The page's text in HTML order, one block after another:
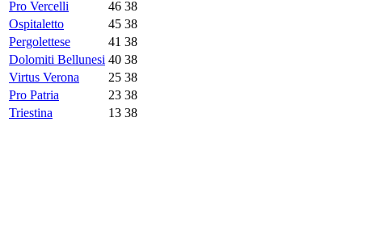
Pro Vercelli
46 38
Ospitaletto
45 38
Pergolettese
41 38
Dolomiti Bellunesi 40 38
Virtus Verona
25 38
Pro Patria
23 38
Triestina
13 38